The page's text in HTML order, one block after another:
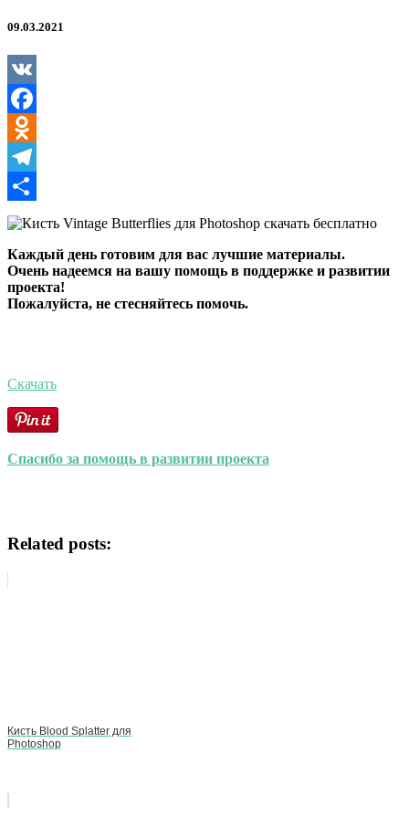
09.03.2021
VK
Facebook
Odnoklassniki
Telegram
Отправить
Каждый день готовим для вас лучшие материалы.
Очень надеемся на вашу помощь в поддержке и развитии
проекта!
Пожалуйста, не стесняйтесь помочь.
Скачать
Спасибо за помощь в развитии проекта
Related posts:
Кисть Blood Splatter для
Photoshop